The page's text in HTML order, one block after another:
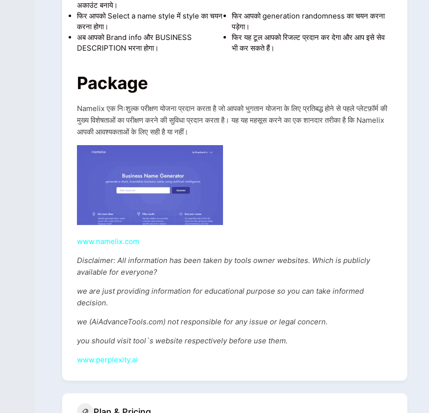
अकाउंट बनाये।
फिर आपको Select a name style में style का चयन
करना होगा।
फिर आपको generation randomness का चयन करना
पड़ेगा।
अब आपको Brand info और BUSINESS
DESCRIPTION भरना होगा।
फिर यह टूल आपको रिजल्ट प्रदान कर देगा और आप इसे सेव
भी कर सकते हैं।
Package
Namelix एक निःशुल्क परीक्षण योजना प्रदान करता है जो आपको भुगतान योजना के लिए प्रतिबद्ध होने से पहले प्लेटफ़ॉर्म की
मुख्य विशेषताओं का परीक्षण करने की सुविधा प्रदान करता है। यह यह महसूस करने का एक शानदार तरीका है कि Namelix
आपकी आवश्यकताओं के लिए सही है या नहीं।
www.namelix.com
Disclaimer: All information has been taken by tools owner websites. Which is publicly
available for everyone?
we are just providing information for educational purpose so you can take informed
decision.
we (AiAdvanceTools.com) not responsible for any issue or legal concern.
you should visit tool`s website respectively before use them.
www.perplexity.ai